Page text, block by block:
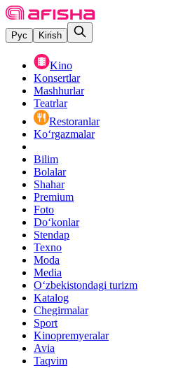
Рус Kirish
Kino
Konsertlar
Mashhurlar
Teatrlar
Restoranlar
Ko‘rgazmalar
Bilim
Bolalar
Shahar
Premium
Foto
Do‘konlar
Stendap
Texno
Moda
Media
O‘zbekistondagi turizm
Katalog
Chegirmalar
Sport
Kinopremyeralar
Avia
Taqvim